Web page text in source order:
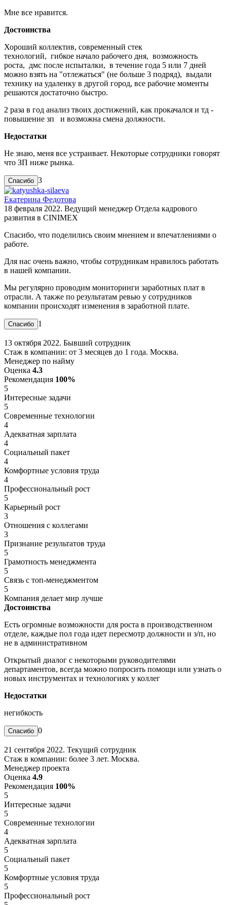
Мне все нравится.
Достоинства
Хороший коллектив, современный стек
технологий, гибкое начало рабочего дня, возможность
роста, дмс после испыталки, в течение года 5 или 7 дней
можно взять на "отлежаться" (не больше 3 подряд), выдали
технику на удаленку в другой город, все рабочие моменты
решаются достаточно быстро.
2 раза в год анализ твоих достижений, как прокачался и тд -
повышение зп и возможна смена должности.
Недостатки
Не знаю, меня все устраивает. Некоторые сотрудники говорят
что ЗП ниже рынка.
3
Екатерина Федотова
18 февраля 2022. Ведущий менеджер Отдела кадрового
развития в CINIMEX
Спасибо, что поделились своим мнением и впечатлениями о
работе.
Для нас очень важно, чтобы сотрудникам нравилось работать
в нашей компании.
Мы регулярно проводим мониторинги заработных плат в
отрасли. А также по результатам ревью у сотрудников
компании происходят изменения в заработной плате.
1
13 октября 2022. Бывший сотрудник
Стаж в компании: от 3 месяцев до 1 года. Москва.
Менеджер по найму
Оценка 4.3
Рекомендация 100%
5
Интересные задачи
5
Современные технологии
4
Адекватная зарплата
4
Социальный пакет
4
Комфортные условия труда
4
Профессиональный рост
5
Карьерный рост
3
Отношения с коллегами
3
Признание результатов труда
5
Грамотность менеджмента
5
Связь с топ-менеджментом
5
Компания делает мир лучше
Достоинства
Есть огромные возможности для роста в производственном
отделе, каждые пол года идет пересмотр должности и з/п, но
не в административном
Открытый диалог с некоторыми руководителями
департаментов, всегда можно попросить помощи или узнать о
новых инструментах и технологиях у коллег
Недостатки
негибкость
0
21 сентября 2022. Текущий сотрудник
Стаж в компании: более 3 лет. Москва.
Менеджер проекта
Оценка 4.9
Рекомендация 100%
5
Интересные задачи
5
Современные технологии
4
Адекватная зарплата
5
Социальный пакет
5
Комфортные условия труда
5
Профессиональный рост